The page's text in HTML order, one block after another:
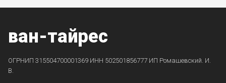
ван-тайрес
ОГРНИП 315504700001369 ИНН 502501856777 ИП Ромашевский. И.
В.